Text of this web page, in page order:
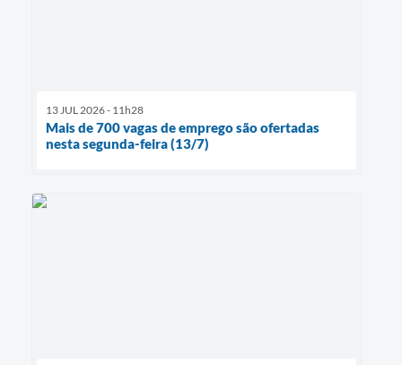
13 JUL 2026 - 11h28
Mais de 700 vagas de emprego são ofertadas
nesta segunda-feira (13/7)